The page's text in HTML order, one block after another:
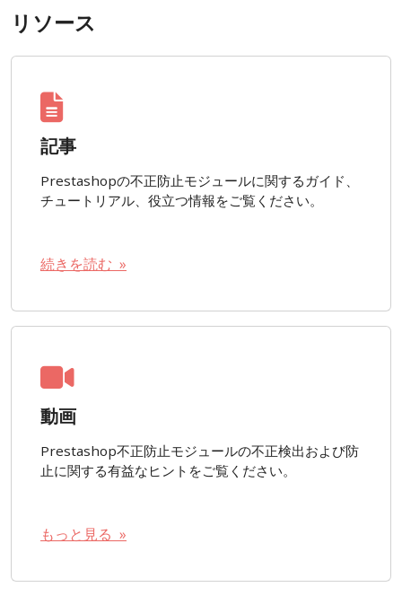
リソース
記事
Prestashopの不正防止モジュールに関するガイド、
チュートリアル、役立つ情報をご覧ください。
続きを読む »
動画
Prestashop不正防止モジュールの不正検出および防
止に関する有益なヒントをご覧ください。
もっと見る »